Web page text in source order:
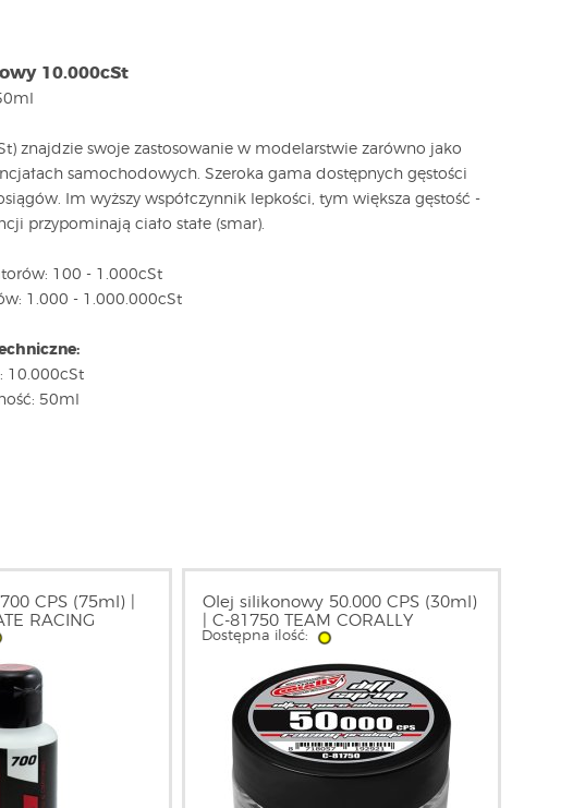
10.000cSt
znajdzie swoje zastosowanie w modelarstwie zarówno jako
samochodowych. Szeroka gama dostępnych gęstości
Im wyższy współczynnik lepkości, tym większa gęstość -
przypominają ciało stałe (smar).
100 - 1.000cSt
1.000 - 1.000.000cSt
10.000cSt
50ml
CPS (75ml) |
RACING
Olej silikonowy 50.000 CPS (30ml)
| C-81750 TEAM CORALLY
Dostępna ilość: